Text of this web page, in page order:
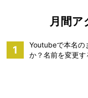
月間
1
Youtubeで本名の
か？名前を変更す